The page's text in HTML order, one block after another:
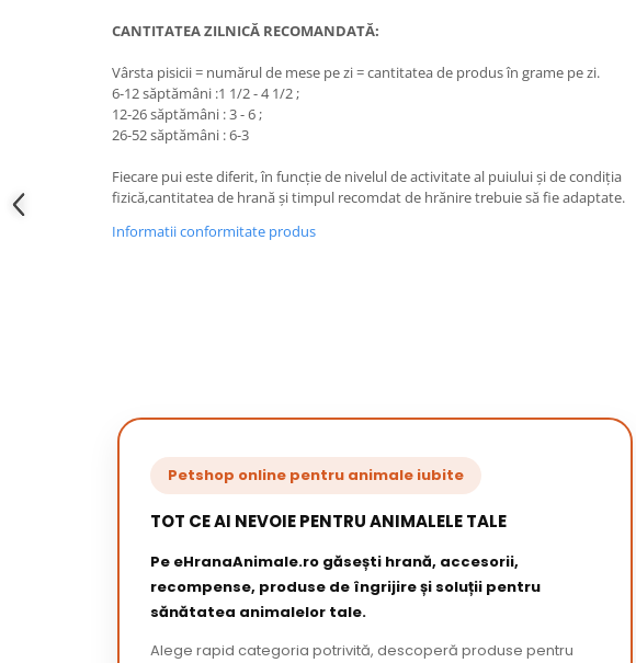
CANTITATEA ZILNICĂ RECOMANDATĂ:
Vârsta pisicii = numărul de mese pe zi = cantitatea de produs în grame pe zi.
6-12 săptămâni :1 1/2 - 4 1/2 ;
12-26 săptămâni : 3 - 6 ;
26-52 săptămâni : 6-3
Fiecare pui este diferit, în funcţie de nivelul de activitate al puiului şi de condiţia
fizică,cantitatea de hrană şi timpul recomdat de hrănire trebuie să fie adaptate.
Informatii conformitate produs
Petshop online pentru animale iubite
TOT CE AI NEVOIE PENTRU ANIMALELE TALE
Pe eHranaAnimale.ro găsești hrană, accesorii,
recompense, produse de îngrijire și soluții pentru
sănătatea animalelor tale.
Alege rapid categoria potrivită, descoperă produse pentru